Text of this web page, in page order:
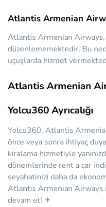
Atlantis Armenian
Atlantis Armenian
düzenlememektedir. Bu
uçuşlarda hizmet
Atlantis Armenian
Yolcu360 Ayrıcalığı
Yolcu360, Atlantis
önce veya sonra ihtiyaç
kiralama hizmetiyle
dönemlerinde rent a car
seyahatinizi daha da
Atlantis Armenian Airways
devam et! ✈